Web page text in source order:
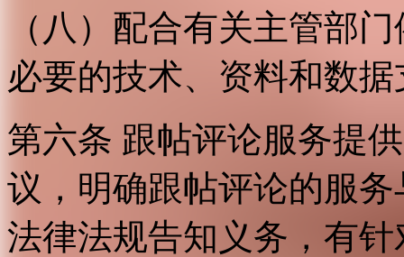
（八）配合有关主管部
必要的技术、资料和数
第六条 跟帖评论服务提
议，明确跟帖评论的服
法律法规告知义务，有